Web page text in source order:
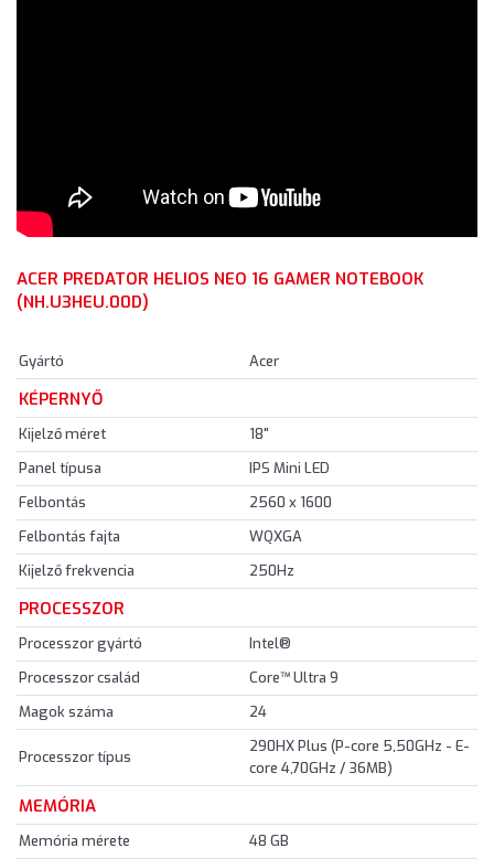
ACER PREDATOR HELIOS NEO 16 GAMER NOTEBOOK
(NH.U3HEU.00D)
Gyártó Acer
KÉPERNYŐ
Kijelző méret
18"
Panel típusa
IPS Mini LED
Felbontás
2560 x 1600
Felbontás fajta
WQXGA
Kijelző frekvencia
250Hz
PROCESSZOR
Processzor gyártó
Intel®
Processzor család
Core™ Ultra 9
Magok száma
24
Processzor típus
290HX Plus (P-core 5,50GHz - E-
core 4,70GHz / 36MB)
MEMÓRIA
Memória mérete
48 GB